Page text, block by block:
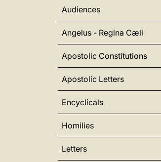
Audiences
Angelus - Regina Cæli
Apostolic Constitutions
Apostolic Letters
Encyclicals
Homilies
Letters